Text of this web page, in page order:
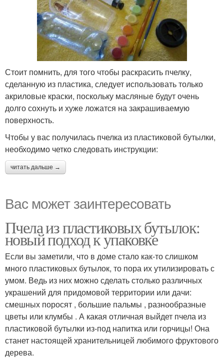
Стоит помнить, для того чтобы раскрасить пчелку,
сделанную из пластика, следует использовать только
акриловые краски, поскольку масляные будут очень
долго сохнуть и хуже ложатся на закрашиваемую
поверхность.
Чтобы у вас получилась пчелка из пластиковой бутылки,
необходимо четко следовать инструкции:
читать дальше →
Вас может заинтересовать
Пчела из пластиковых бутылок:
новый подход к упаковке
Если вы заметили, что в доме стало как-то слишком
много пластиковых бутылок, то пора их утилизировать с
умом. Ведь из них можно сделать столько различных
украшений для придомовой территории или дачи:
смешных поросят , большие пальмы , разнообразные
цветы или клумбы . А какая отличная выйдет пчела из
пластиковой бутылки из-под напитка или горчицы! Она
станет настоящей хранительницей любимого фруктового
дерева.